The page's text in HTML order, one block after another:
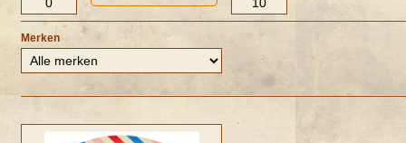
Merken